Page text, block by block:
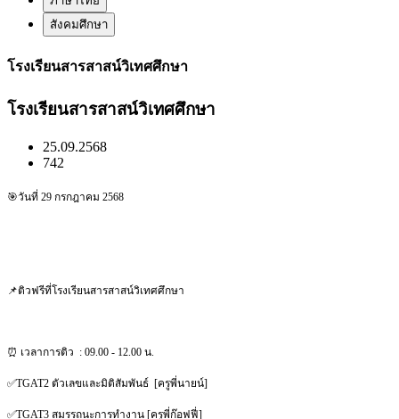
สังคมศึกษา
โรงเรียนสารสาสน์วิเทศศึกษา
โรงเรียนสารสาสน์วิเทศศึกษา
25.09.2568
742
​🎯วันที่ 29 กรกฎาคม 2568 ​
📌ติวฟรีที่โรงเรียนสารสาสน์วิเทศศึกษา
⏰ เวลาการติว : 09.00 - 12.00 น.
​✅TGAT2 ตัวเลขและมิติสัมพันธ์ [ครูพี่นายน์]
✅TGAT3 สมรรถนะการทำงาน [ครูพี่ก๊อฟฟี่]​